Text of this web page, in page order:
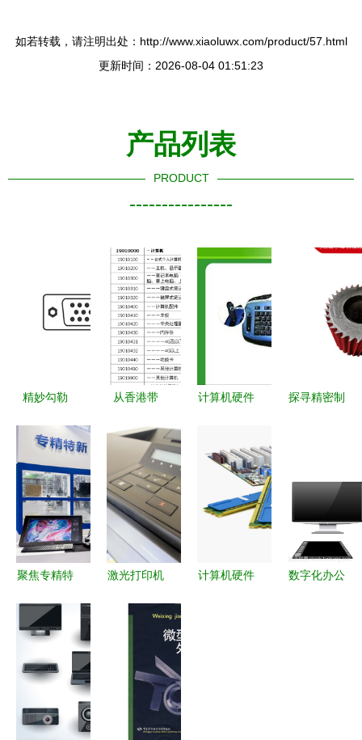
如若转载，请注明出处：http://www.xiaoluwx.com/product/57.html
更新时间：2026-08-04 01:51:23
产品列表
PRODUCT
----------------
精妙勾勒
与外围设备
的细线图标
设计美学
从香港带
需要付多少
关税？详解
计算机及外
围设备征税
标准
计算机硬件
外围设备详
解
探寻精密制
机滚刀与计
算机设备的
产业联动
聚焦专精特
质量发展
中国电子信
算机及外围
激光打印机
计算机硬件
数字化办公